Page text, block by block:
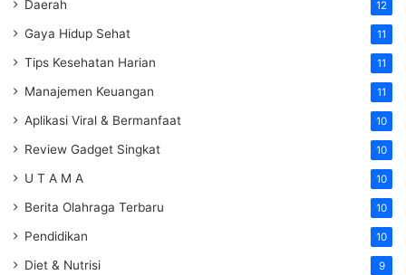
Daerah 12
Gaya Hidup Sehat 11
Tips Kesehatan Harian 11
Manajemen Keuangan 11
Aplikasi Viral & Bermanfaat 10
Review Gadget Singkat 10
U T A M A 10
Berita Olahraga Terbaru 10
Pendidikan 10
Diet & Nutrisi 9